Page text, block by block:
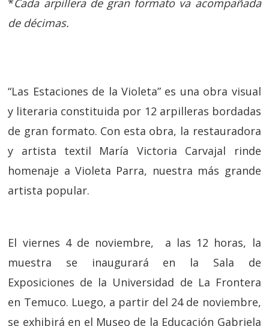
*Cada arpillera de gran formato va acompañada
de décimas.
“Las Estaciones de la Violeta” es una obra visual
y literaria constituida por 12 arpilleras bordadas
de gran formato. Con esta obra, la restauradora
y artista textil María Victoria Carvajal rinde
homenaje a Violeta Parra, nuestra más grande
artista popular.
El viernes 4 de noviembre, a las 12 horas, la
muestra se inaugurará en la Sala de
Exposiciones de la Universidad de La Frontera
en Temuco. Luego, a partir del 24 de noviembre,
se exhibirá en el Museo de la Educación Gabriela